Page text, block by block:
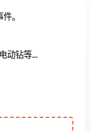
。
动钻等…